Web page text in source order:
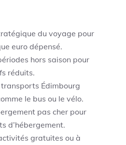
du voyage pour
euro dépensé.
hors saison pour
réduits.
Édimbourg
le bus ou le vélo.
pas cher pour
d’hébergement.
gratuites ou à